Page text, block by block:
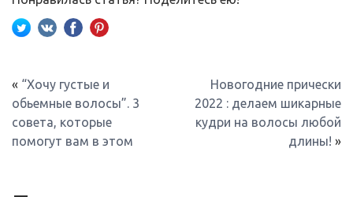
« “Хочу густые и
обьемные волосы”. 3
совета, которые
помогут вам в этом
Новогодние прически
2022 : делаем шикарные
кудри на волосы любой
длины! »